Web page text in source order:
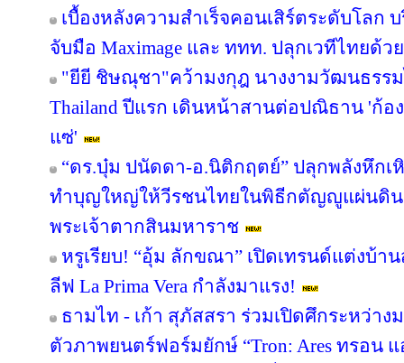
เบื้องหลังความสำเร็จคอนเสิร์ตระดับโลก
จับมือ Maximage และ ททท. ปลุกเวทีไทยด้วย
"ยียี ชิษณุชา"คว้ามงกุฎ นางงามวัฒนธรรมไ
Thailand ปีแรก เดินหน้าสานต่อปณิธาน 'ก้อ
แซ่'
“ดร.บุ๋ม ปนัดดา-อ.นิติกฤตย์” ปลุกพลังหึก
ทำบุญใหญ่ให้วีรชนไทยในพิธีกตัญญูแผ่นดิน
พระเจ้าตากสินมหาราช
หรูเรียบ! “อุ้ม ลักขณา” เปิดเทรนด์แต่งบ้า
ลีฟ La Prima Vera กำลังมาแรง!
ธามไท - เก้า สุภัสสรา ร่วมเปิดศึกระหว่าง
ตัวภาพยนตร์ฟอร์มยักษ์ “Tron: Ares ทรอน